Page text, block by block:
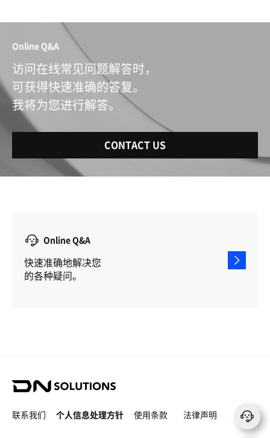
Online Q&A
访问在线常见问题解答时，
可获得快速准确的答复。
我将为您进行解答。
CONTACT US
Online Q&A
快速准确地解决您
的各种疑问。
D
S
o
联系我们 个人信息处理方针 使用条款 法律声明